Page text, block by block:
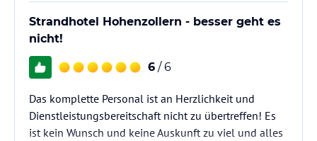
Strandhotel Hohenzollern - besser geht es
nicht!
6 / 6
Das komplette Personal ist an Herzlichkeit und
Dienstleistungsbereitschaft nicht zu übertreffen! Es
ist kein Wunsch und keine Auskunft zu viel und alles